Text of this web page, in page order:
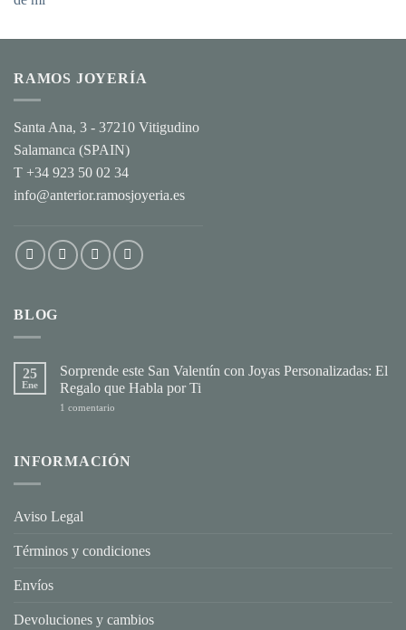
RAMOS JOYERÍA
Santa Ana, 3 - 37210 Vitigudino
Salamanca (SPAIN)
T +34 923 50 02 34
info@anterior.ramosjoyeria.es
BLOG
25
Ene
Sorprende este San Valentín con Joyas Personalizadas: El
Regalo que Habla por Ti
1 comentario
Valentín
con
por
Ti
INFORMACIÓN
Aviso Legal
Términos y condiciones
Envíos
Devoluciones y cambios